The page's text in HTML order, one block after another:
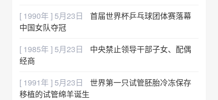
[ 1990年 ] 5月23日
首届世界杯乒乓球团体赛落幕
中国女队夺冠
[ 1985年 ] 5月23日
中央禁止领导干部子女、配偶
经商
[ 1991年 ] 5月23日
世界第一只试管胚胎冷冻保存
移植的试管绵羊诞生